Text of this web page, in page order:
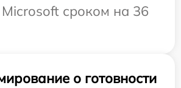
Microsoft сроком на 36
о готовности